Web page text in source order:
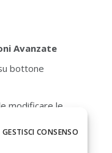
Avanzate
bottone
modificare le
in locale
GESTISCI CONSENSO